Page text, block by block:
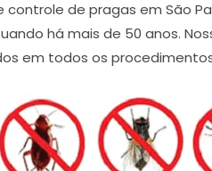
de pragas em São
há mais de 50 anos.
em todos os